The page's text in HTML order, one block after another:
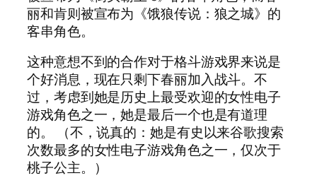
丽和肯则被宣布为《饿狼传说：狼之城》的
客串角色。
这种意想不到的合作对于格斗游戏界来说是
个好消息，现在只剩下春丽加入战斗。不
过，考虑到她是历史上最受欢迎的女性电子
游戏角色之一，她是最后一个也是有道理
的。 （不，说真的：她是有史以来谷歌搜索
次数最多的女性电子游戏角色之一，仅次于
桃子公主。）